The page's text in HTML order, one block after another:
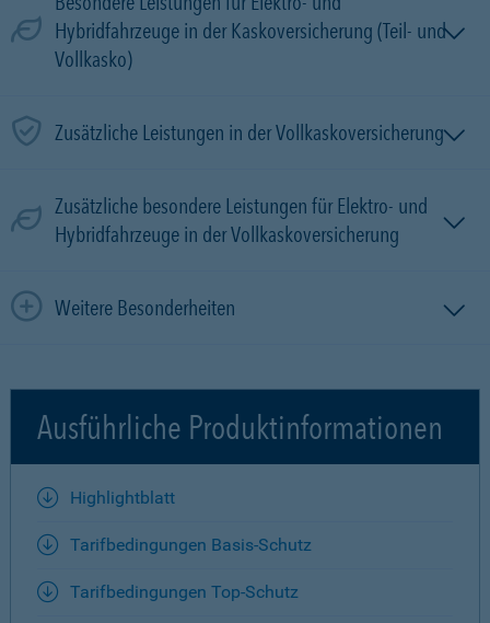
Hybridfahrzeuge in der Kaskoversicherung (Teil- und
Vollkasko)
Zusätzliche Leistungen in der Vollkaskoversicherung
Zusätzliche besondere Leistungen für Elektro- und
Hybridfahrzeuge in der Vollkaskoversicherung
Weitere Besonderheiten
Ausführliche Produktinformationen
Highlightblatt
Tarifbedingungen Basis-Schutz
Tarifbedingungen Top-Schutz